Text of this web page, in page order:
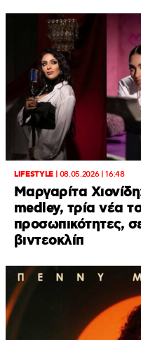
LIFESTYLE| 08.05.2026 | 16:48
Μαργαρίτα
medley, τρία νέα
προσωπικότητες,
βιντεοκλίπ